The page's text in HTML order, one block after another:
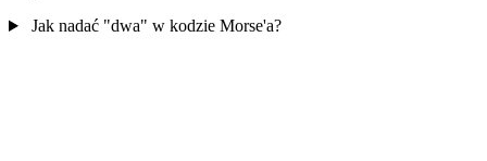
Jak nadać "dwa" w kodzie Morse'a?